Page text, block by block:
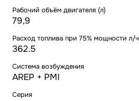
Рабочий объём двигателя (л)
79,9
Расход топлива при 75% мощности л/ч
362.5
Система возбуждения
AREP + PMI
Серия